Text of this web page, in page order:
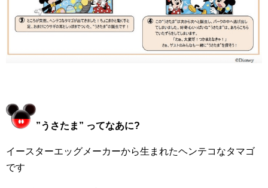
”うさたま” ってなあに?
イースターエッグメーカーから生まれたヘンテコなタマゴ
です